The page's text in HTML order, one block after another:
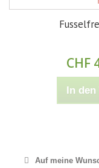
CHF
In den
Auf meine